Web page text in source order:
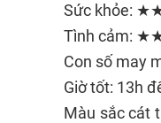
Sức khỏe:
Tình cảm:
Con số may
Giờ tốt: 13h
Màu sắc cát